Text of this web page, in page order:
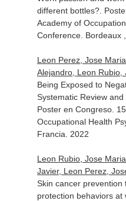
different bottles?.
Academy of
Conference. Bordeaux
Leon Perez, Jose
Alejandro, Leon Rubio,
Being Exposed to
Systematic Review
Poster en Congreso.
Occupational Health
Francia. 2022
Leon Rubio, Jose
Javier, Leon Perez,
Skin cancer
protection behaviors at